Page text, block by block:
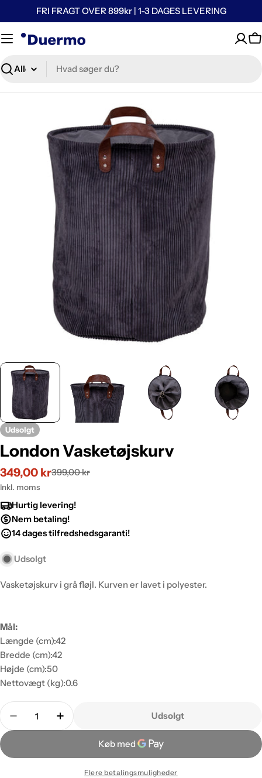
FRI FRAGT OVER 899kr | 1-3 DAGES LEVERING
Søg
Udsolgt
London Vasketøjskurv
Udsalgspris
349,00 kr
Normalpris399,00 kr
Inkl. moms
Hurtig levering!
Nem betaling!
14 dages tilfredshedsgaranti!
Udsolgt
Vasketøjskurv i grå fløjl. Kurven er lavet i polyester.
Mål:
Længde (cm):42
Bredde (cm):42
Højde (cm):50
Nettovægt (kg):0.6
Antal
Udsolgt
Flere betalingsmuligheder